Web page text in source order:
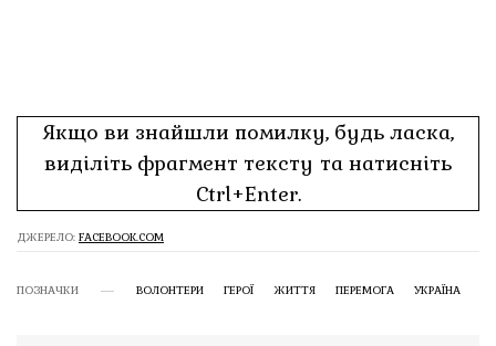
Якщо ви знайшли помилку, будь ласка,
виділіть фрагмент тексту та натисніть
Ctrl+Enter.
ДЖЕРЕЛО: FACEBOOK.COM
ПОЗНАЧКИ ВОЛОНТЕРИ ГЕРОЇ ЖИТТЯ ПЕРЕМОГА УКРАЇНА